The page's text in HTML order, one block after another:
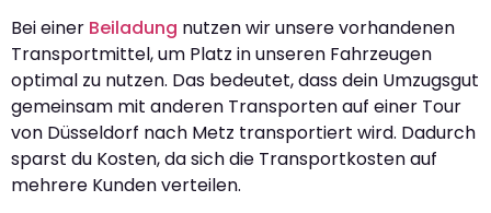
Bei einer Beiladung nutzen wir unsere vorhandenen
Transportmittel, um Platz in unseren Fahrzeugen
optimal zu nutzen. Das bedeutet, dass dein Umzugsgut
gemeinsam mit anderen Transporten auf einer Tour
von Düsseldorf nach Metz transportiert wird. Dadurch
sparst du Kosten, da sich die Transportkosten auf
mehrere Kunden verteilen.